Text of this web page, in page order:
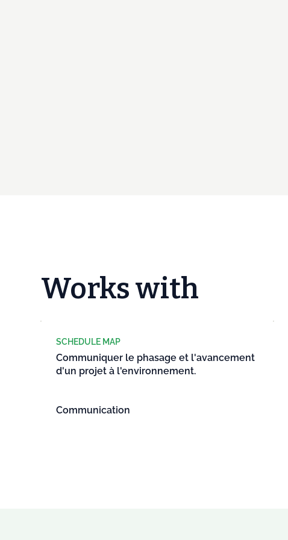
Works with
SCHEDULE MAP
Communiquer le phasage et l'avancement
d'un projet à l'environnement.
Communication